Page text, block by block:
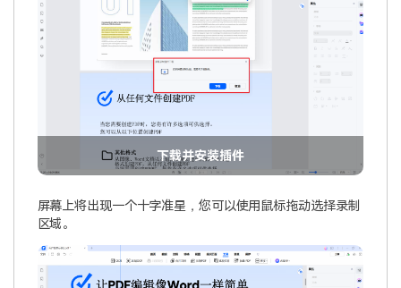
下载并安装插件
屏幕上将出现一个十字准星，您可以使用鼠标拖动选择录制
区域。